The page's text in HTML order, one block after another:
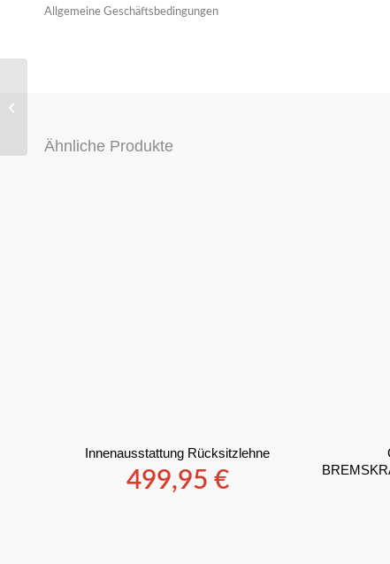
Allgemeine Geschäftsbedingungen
Ähnliche Produkte
Innenausstattung Rücksitzlehne
499,95 €